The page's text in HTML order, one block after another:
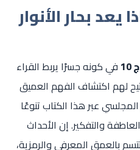
يعد بحار الأنوار
في كونه جسرًا يربط القراء
لهم اكتشاف الفهم العميق
عبر هذا الكتاب تنوعًا
والتفكير. إن الأحداث
تتسم بالعمق المعرفي والرمزية،